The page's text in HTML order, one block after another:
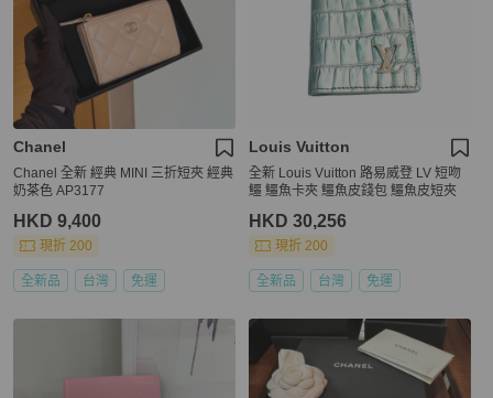
Chanel
Chanel 全新 經典 MINI 三折短夾 經典
奶茶色 AP3177
HKD 9,400
現折 200
全新品 台灣 免運
Louis Vuitton
全新 Louis Vuitton 路易威登 LV 短吻
鱷 鱷魚卡夾 鱷魚皮錢包 鱷魚皮短夾
HKD 30,256
現折 200
全新品 台灣 免運